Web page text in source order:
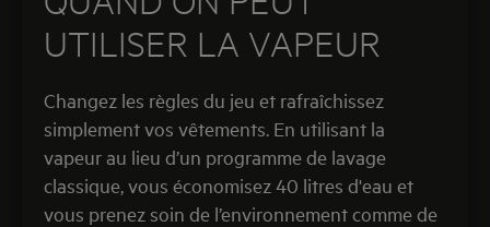
UTILISER LA VAPEUR
Changez les règles du jeu et rafraîchissez
simplement vos vêtements. En utilisant la
vapeur au lieu d’un programme de lavage
classique, vous économisez 40 litres d'eau et
vous prenez soin de l’environnement comme de